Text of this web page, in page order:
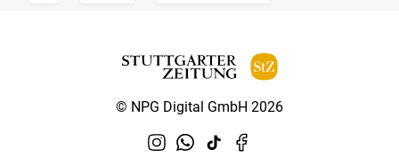
© NPG Digital GmbH 2026